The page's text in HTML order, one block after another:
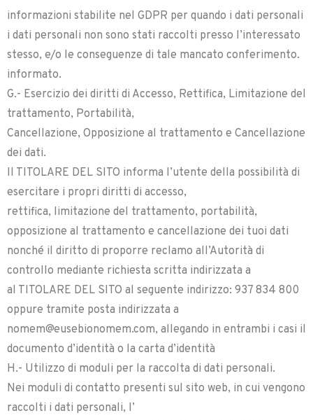
informazioni stabilite nel GDPR per quando i dati personali
i dati personali non sono stati raccolti presso l’interessato
stesso, e/o le conseguenze di tale mancato conferimento.
informato.
G.- Esercizio dei diritti di Accesso, Rettifica, Limitazione del
trattamento, Portabilità,
Cancellazione, Opposizione al trattamento e Cancellazione
dei dati.
Il TITOLARE DEL SITO informa l’utente della possibilità di
esercitare i propri diritti di accesso,
rettifica, limitazione del trattamento, portabilità,
opposizione al trattamento e cancellazione dei tuoi dati
nonché il diritto di proporre reclamo all’Autorità di
controllo mediante richiesta scritta indirizzata a
al TITOLARE DEL SITO al seguente indirizzo: 937 834 800
oppure tramite posta indirizzata a
nomem@eusebionomem.com, allegando in entrambi i casi il
documento d’identità o la carta d’identità
H.- Utilizzo di moduli per la raccolta di dati personali.
Nei moduli di contatto presenti sul sito web, in cui vengono
raccolti i dati personali, l’